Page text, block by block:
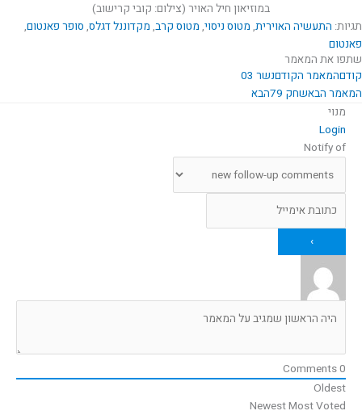
במוזיאון חיל האויר (צילום: קובי קרישוב)
תגיות: התעשיה האוירית, מטוס ניסוי, מטוס קרב, מקדוננל דגלס, סופר פאנטום,
פאנטום
שתפו את המאמר
קודםהמאמר הקודםנשר 03
המאמר הבאשחק 79
הבא
מנוי
Login
Notify of
0
Oldest
NewestMost Voted